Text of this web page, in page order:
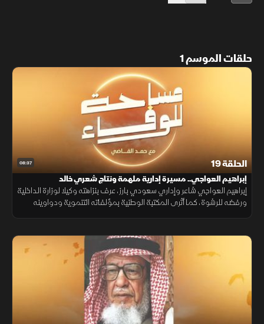
حلقات الموسم 1
08:37 الحلقة 19
إبراهيم العواجي.. مسيرة إدارية ملهمة ونتاج شعري خالد
إبراهيم العواجي شاعر وإداري سعودي بارز، عرف بنزاهته وكيلا لوزارة الداخلية
ورفضه للرشوة، كما أثرى المكتبة الوطنية بمؤلفاته التنموية ودواوينه